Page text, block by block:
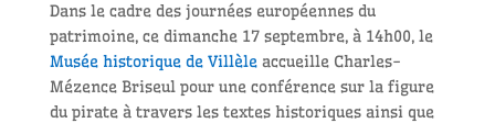
Dans le cadre des journées européennes du
patrimoine, ce dimanche 17 septembre, à 14h00, le
Musée historique de Villèleaccueille Charles-
Mézence Briseul pour une conférence sur la figure
du pirate à travers les textes historiques ainsi que